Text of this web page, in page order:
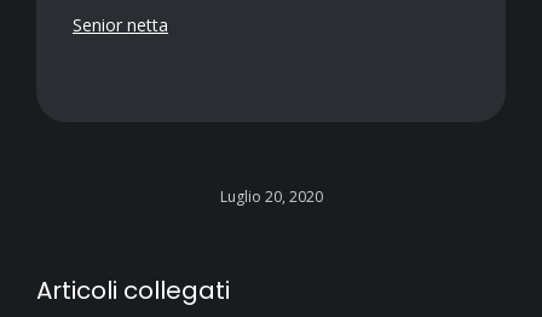
Senior netta
Luglio 20, 2020
Articoli collegati